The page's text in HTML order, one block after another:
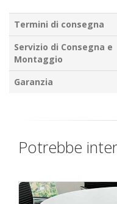
Termini di consegna
Servizio di Consegna e
Montaggio
Garanzia
Potrebbe